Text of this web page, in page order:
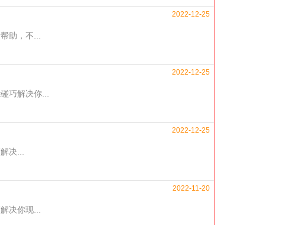
2022-12-25
助，不...
2022-12-25
巧解决你...
2022-12-25
决...
2022-11-20
决你现...